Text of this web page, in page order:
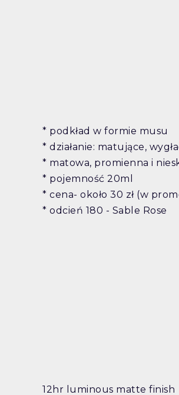
* podkład w formie musu
* działanie: matujące,
* matowa, promienna i
* pojemność 20ml
* cena- około 30 zł (w
* odcień 180 - Sable Rose
12hr luminous matte finish